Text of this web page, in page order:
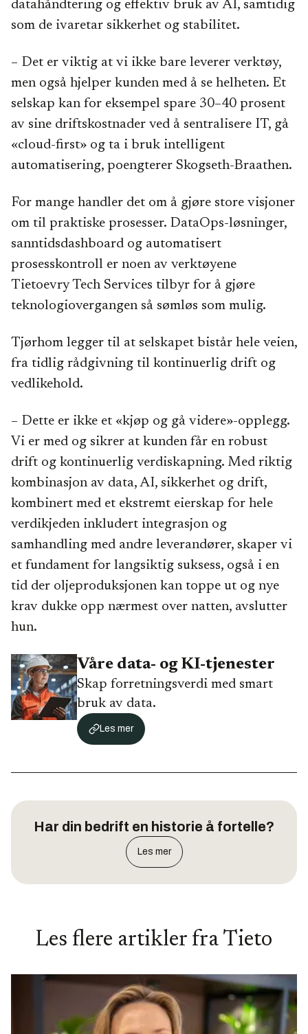
datahåndtering og effektiv bruk av AI, samtidig
som de ivaretar sikkerhet og stabilitet.
– Det er viktig at vi ikke bare leverer verktøy,
men også hjelper kunden med å se helheten. Et
selskap kan for eksempel spare 30–40 prosent
av sine driftskostnader ved å sentralisere IT, gå
«cloud-first» og ta i bruk intelligent
automatisering, poengterer Skogseth-Braathen.
For mange handler det om å gjøre store visjoner
om til praktiske prosesser. DataOps-løsninger,
sanntidsdashboard og automatisert
prosesskontroll er noen av verktøyene
Tietoevry Tech Services tilbyr for å gjøre
teknologiovergangen så sømløs som mulig.
Tjørhom legger til at selskapet bistår hele veien,
fra tidlig rådgivning til kontinuerlig drift og
vedlikehold.
– Dette er ikke et «kjøp og gå videre»-opplegg.
Vi er med og sikrer at kunden får en robust
drift og kontinuerlig verdiskapning. Med riktig
kombinasjon av data, AI, sikkerhet og drift,
kombinert med et ekstremt eierskap for hele
verdikjeden inkludert integrasjon og
samhandling med andre leverandører, skaper vi
et fundament for langsiktig suksess, også i en
tid der oljeproduksjonen kan toppe ut og nye
krav dukke opp nærmest over natten, avslutter
hun.
Våre data- og KI-tjenester
Skap forretningsverdi med smart
bruk av data.
Les mer
Har din bedrift en historie å fortelle?
Les mer
Les flere artikler fra Tieto